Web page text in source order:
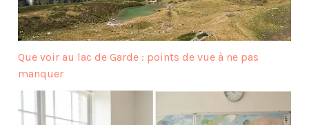
Que voir au lac de Garde : points de vue à ne pas
manquer